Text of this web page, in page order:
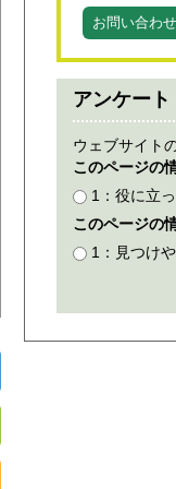
お問い合わ
アンケート
ウェブサイト
このページの
1：役に立
このページの
1：見つけ